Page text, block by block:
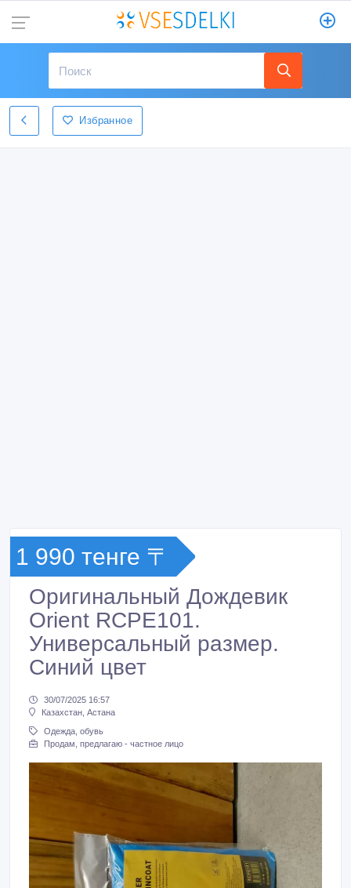
Избранное
1 990 тенге 〒
Оригинальный Дождевик
Orient RCPE101.
Универсальный размер.
Синий цвет
30/07/2025 16:57
Казахстан, Астана
Одежда, обувь
Продам, предлагаю - частное лицо